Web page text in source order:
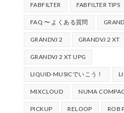
FABFILTER FABFILTER TIPS
FAQ 〜 よくある質問
GRANDVJ 2 GRANDVJ 2 XT
GRANDVJ 2 XT UPG
LIQUID-MUSICでいこう！
MIXCLOUD NUMA
PICKUP RELOOP ROB